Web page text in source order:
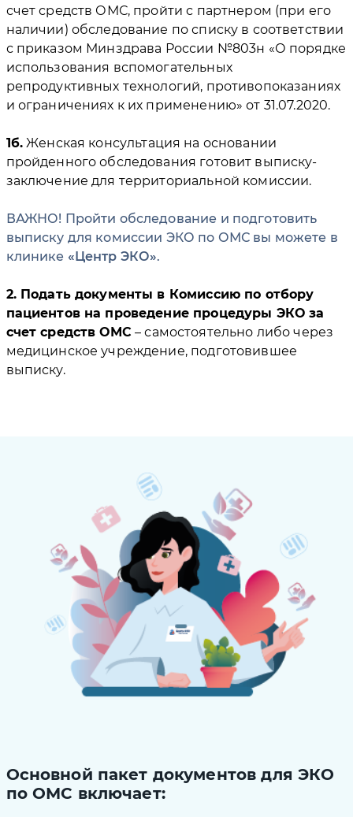
счет средств ОМС, пройти с партнером (при его
наличии) обследование по списку в соответствии
с приказом Минздрава России №803н «О порядке
использования вспомогательных
репродуктивных технологий, противопоказаниях
и ограничениях к их применению» от 31.07.2020.
1б.Женская консультация на основании
пройденного обследования готовит выписку-
заключение для территориальной комиссии.
ВАЖНО! Пройти обследование и подготовить
выписку для комиссии ЭКО по ОМС вы можете в
клинике
Центр ЭКО .
2. Подать документы в Комиссию по отбору
пациентов на проведение процедуры ЭКО за
счет средств ОМС – самостоятельно либо через
медицинское учреждение, подготовившее
выписку.
Основной пакет документов для ЭКО
по ОМС включает: